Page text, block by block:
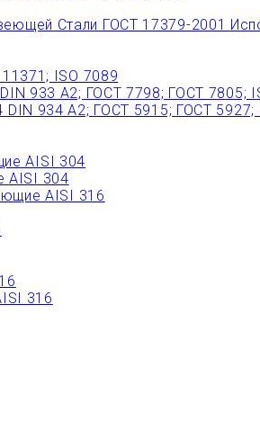
Стали ГОСТ 17379-2001
ISO 7089
933 A2; ГОСТ 7798; ГОСТ 7805;
934 А2; ГОСТ 5915; ГОСТ 5927;
AISI 304
AISI 304
AISI 316
316